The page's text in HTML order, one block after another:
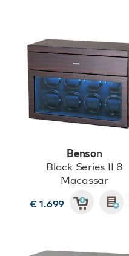
Benson
Black Series II 8
Macassar
€ 1.699